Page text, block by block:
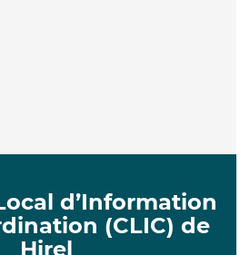
d’Information
(CLIC) de
Hirel